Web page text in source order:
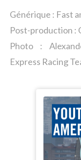
Générique : Fast
Post-production :
Photo :
Express Racing